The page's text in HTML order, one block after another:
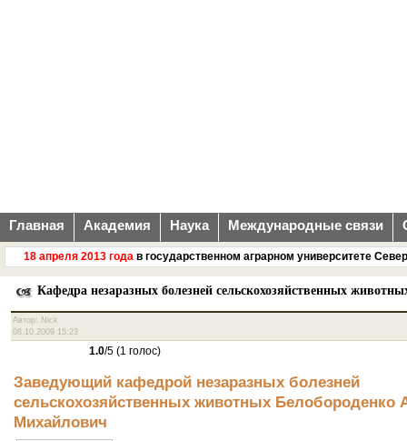
Главная Академия Наука Международные связи
18 апреля 2013 годав государственном аграрном университете
Кафедра незаразных болезней сельскохозяйственных
Автор: Nick
08.10.2009 15:23
1.0/5 (1 голос)
Заведующий кафедрой незаразных болезней
сельскохозяйственных животных Белобороденко
Михайлович